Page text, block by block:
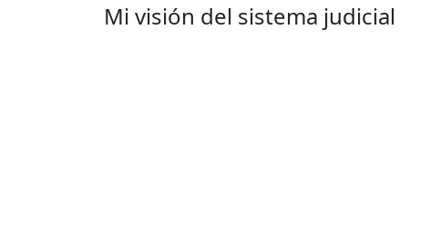
Mi visión del sistema judicial